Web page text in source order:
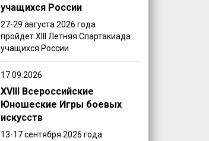
учащихся России
27-29 августа 2026 года
пройдет XIII Летняя Спартакиада
учащихся России
17.09.2026
XVIII Всероссийские
Юношеские Игры боевых
искусств
13-17 сентября 2026 года